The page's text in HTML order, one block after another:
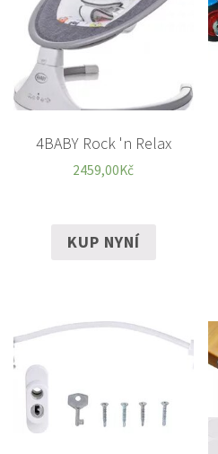
4BABY Rock 'n Relax
2459,00Kč
KUP NYNÍ